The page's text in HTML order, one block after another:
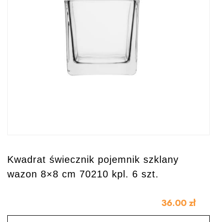
Kwadrat świecznik pojemnik szklany
wazon 8×8 cm 70210 kpl. 6 szt.
36.00 zł